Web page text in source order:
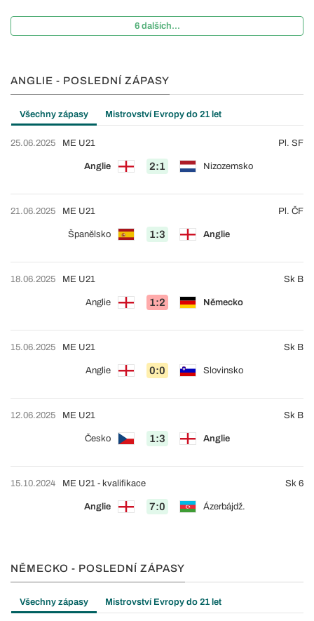
6 dalších...
ANGLIE - POSLEDNÍ ZÁPASY
Všechny zápasy Mistrovství Evropy do 21 let
25.06.2025
Anglie 2:1 Nizozemsko
ME U21 Pl. SF
21.06.2025
Španělsko 1:3 Anglie
ME U21 Pl. ČF
18.06.2025
Anglie 1:2 Německo
ME U21 Sk B
15.06.2025
Anglie 0:0 Slovinsko
ME U21 Sk B
12.06.2025
Česko 1:3 Anglie
ME U21 Sk B
15.10.2024
Anglie 7:0 Ázerbájdž.
ME U21 - kvalifikace Sk 6
NĚMECKO - POSLEDNÍ ZÁPASY
Všechny zápasy Mistrovství Evropy do 21 let